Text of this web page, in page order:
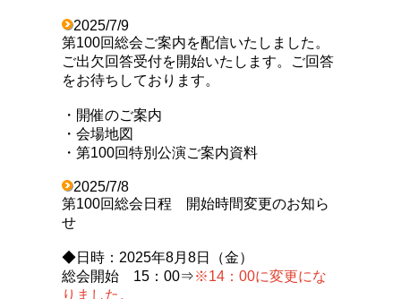
2025/7/9
第100回総会ご案内を配信いたしました。
ご出欠回答受付を開始いたします。ご回答
をお待ちしております。
・開催のご案内
・会場地図
・第100回特別公演ご案内資料
2025/7/8
第100回総会日程 開始時間変更のお知ら
せ
◆日時：2025年8月8日（金）
総会開始 15：00⇒※14：00に変更にな
りました。